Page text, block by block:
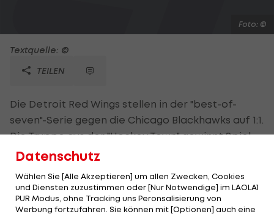
Foto: ©
Textquelle: ©
TEILEN
Die Detroit Red Wings stellen in der "best-of-
seven"-Serie gegen die Chicago Blackhawks auf 1:1.
Die Truppe aus der "Hockey Town" gewinnt Spiel
zwei in Chicago mit 4:1. Kane (15.) schießt die
(23.) und Smith (37.) drehen die Partie im
Mittelabschnitt. Franzen (48.) und Filppula (53.)
Datenschutz
Wählen Sie [Alle Akzeptieren] um allen Zwecken, Cookies
und Diensten zuzustimmen oder [Nur Notwendige] im LAOLA1
PUR Modus, ohne Tracking uns Peronsalisierung von
Werbung fortzufahren. Sie können mit [Optionen] auch eine